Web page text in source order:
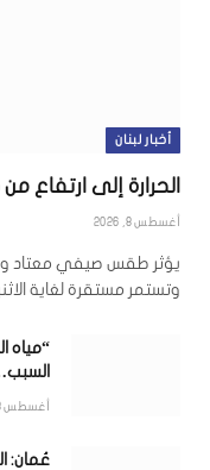
أخبار لبنان
الحرارة إلى
أغسطس 8, 2026
يؤثر طقس صيفي معتاد
وتستمر مستقرة لغاية
“مياه
أغسطس 8, 2026
عُمان: